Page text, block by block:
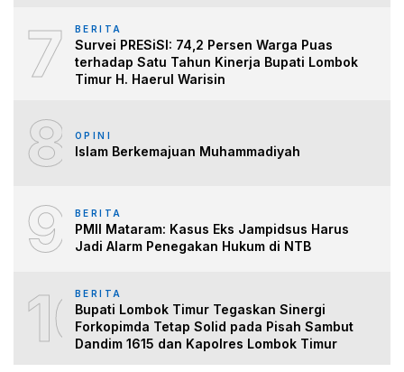
7 BERITA
Survei PRESiSI: 74,2 Persen Warga Puas
terhadap Satu Tahun Kinerja Bupati Lombok
Timur H. Haerul Warisin
8 OPINI
Islam Berkemajuan Muhammadiyah
9 BERITA
PMII Mataram: Kasus Eks Jampidsus Harus
Jadi Alarm Penegakan Hukum di NTB
10BERITA
Bupati Lombok Timur Tegaskan Sinergi
Forkopimda Tetap Solid pada Pisah Sambut
Dandim 1615 dan Kapolres Lombok Timur